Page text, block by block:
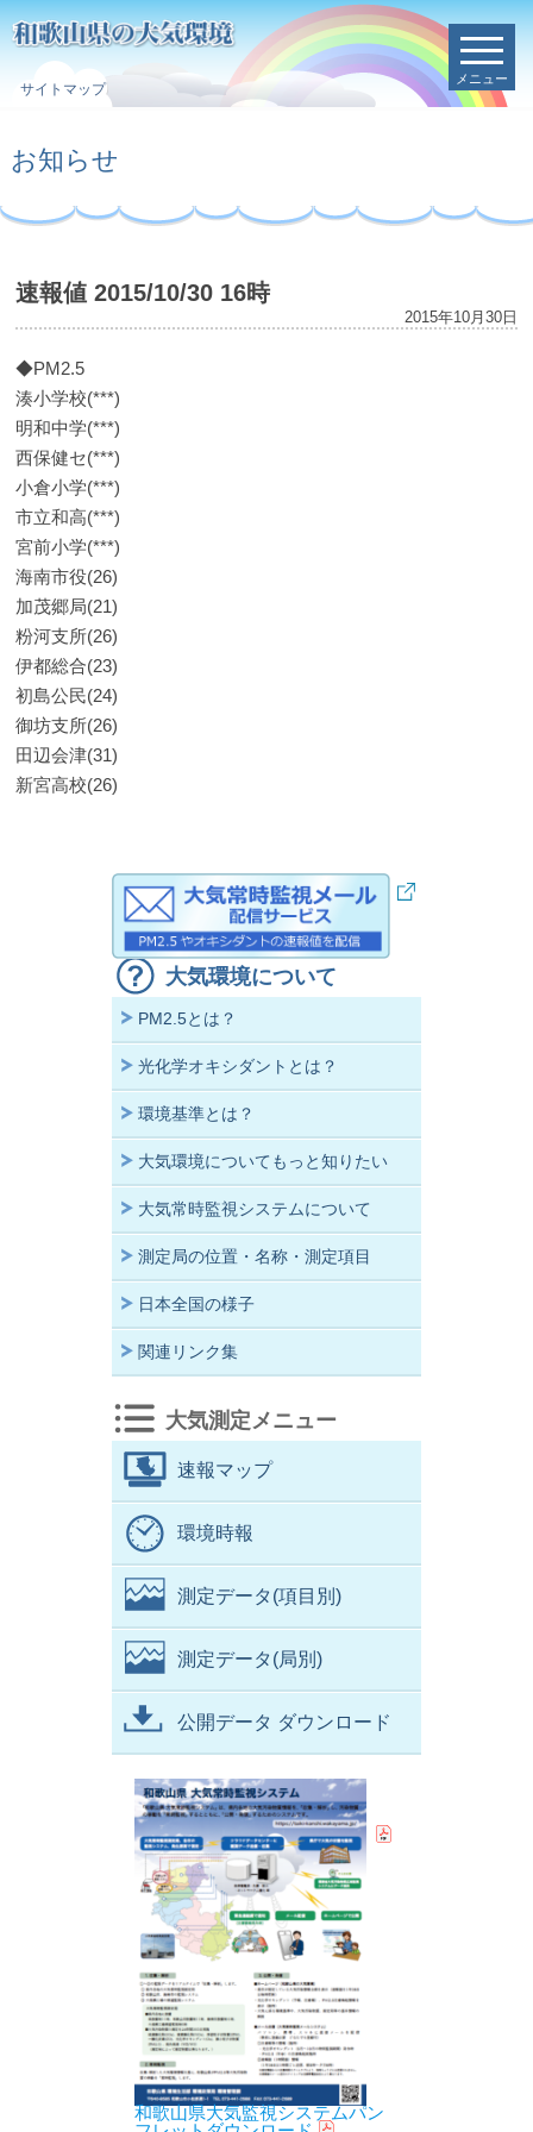
サイトマップ
メニュー
お知らせ
速報値 2015/10/30 16時
2015年10月30日
◆PM2.5
湊小学校(***)
明和中学(***)
西保健セ(***)
小倉小学(***)
市立和高(***)
宮前小学(***)
海南市役(26)
加茂郷局(21)
粉河支所(26)
伊都総合(23)
初島公民(24)
御坊支所(26)
田辺会津(31)
新宮高校(26)
大気環境について
PM2.5とは？
光化学オキシダントとは？
環境基準とは？
大気環境についてもっと知りたい
大気常時監視システムについて
測定局の位置・名称・測定項目
日本全国の様子
関連リンク集
大気測定メニュー
速報マップ
環境時報
測定データ(項目別)
測定データ(局別)
公開データ ダウンロード
和歌山県大気監視システムパン